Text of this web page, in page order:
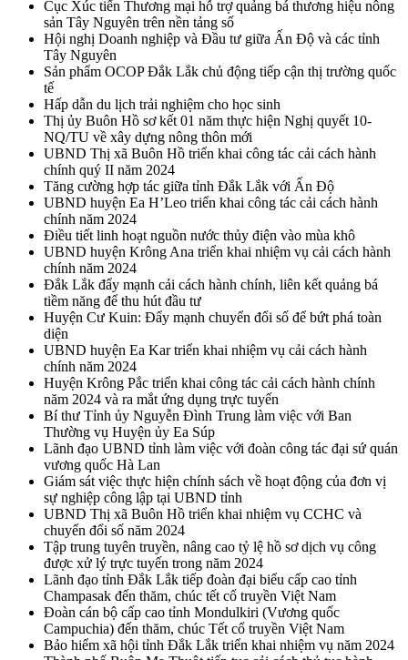
Cục Xúc tiến Thương mại hỗ trợ quảng bá thương hiệu nông
sản Tây Nguyên trên nền tảng số
Hội nghị Doanh nghiệp và Đầu tư giữa Ấn Độ và các tỉnh
Tây Nguyên
Sản phẩm OCOP Đắk Lắk chủ động tiếp cận thị trường quốc
tế
Hấp dẫn du lịch trải nghiệm cho học sinh
Thị ủy Buôn Hồ sơ kết 01 năm thực hiện Nghị quyết 10-
NQ/TU về xây dựng nông thôn mới
UBND Thị xã Buôn Hồ triển khai công tác cải cách hành
chính quý II năm 2024
Tăng cường hợp tác giữa tỉnh Đắk Lắk với Ấn Độ
UBND huyện Ea H’Leo triển khai công tác cải cách hành
chính năm 2024
Điều tiết linh hoạt nguồn nước thủy điện vào mùa khô
UBND huyện Krông Ana triển khai nhiệm vụ cải cách hành
chính năm 2024
Đắk Lắk đẩy mạnh cải cách hành chính, liên kết quảng bá
tiềm năng để thu hút đầu tư
Huyện Cư Kuin: Đẩy mạnh chuyển đổi số để bứt phá toàn
diện
UBND huyện Ea Kar triển khai nhiệm vụ cải cách hành
chính năm 2024
Huyện Krông Pắc triển khai công tác cải cách hành chính
năm 2024 và ra mắt ứng dụng trực tuyến
Bí thư Tỉnh ủy Nguyễn Đình Trung làm việc với Ban
Thường vụ Huyện ủy Ea Súp
Lãnh đạo UBND tỉnh làm việc với đoàn công tác đại sứ quán
vương quốc Hà Lan
Giám sát việc thực hiện chính sách về hoạt động của đơn vị
sự nghiệp công lập tại UBND tỉnh
UBND Thị xã Buôn Hồ triển khai nhiệm vụ CCHC và
chuyển đổi số năm 2024
Tập trung tuyên truyền, nâng cao tỷ lệ hồ sơ dịch vụ công
được xử lý trực tuyến trong năm 2024
Lãnh đạo tỉnh Đắk Lắk tiếp đoàn đại biểu cấp cao tỉnh
Champasak đến thăm, chúc tết cổ truyền Việt Nam
Đoàn cán bộ cấp cao tỉnh Mondulkiri (Vương quốc
Campuchia) đến thăm, chúc Tết cổ truyền Việt Nam
Bảo hiểm xã hội tỉnh Đắk Lắk triển khai nhiệm vụ năm 2024